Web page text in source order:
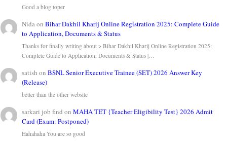
Good a blog toper
NidaonBihar Dakhil Kharij Online Registration 2025: Complete Guide
to Application, Documents & Status
Thanks for finally writing about > Bihar Dakhil Kharij Online Registration 2025:
Complete Guide to Application, Documents & Status |…
satish onBSNL Senior Executive Trainee (SET) 2026 Answer Key
(Release)
better than the other website
sarkari job find onMAHA TET {Teacher Eligibility Test} 2026 Admit
Card (Exam: Postponed)
Hahahaha You are so good